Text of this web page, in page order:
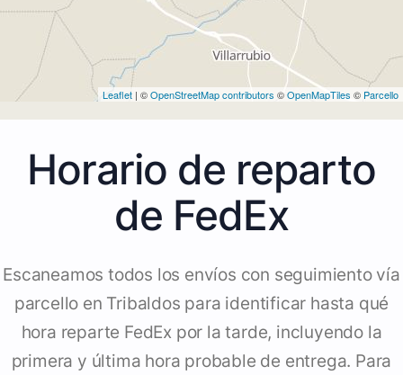
Leaflet | ©OpenStreetMap contributors ©OpenMapTiles © Parcello
Horario de reparto
de FedEx
Escaneamos todos los envíos con seguimiento vía
parcello en Tribaldos para identificar hasta qué
hora reparte FedEx por la tarde, incluyendo la
primera y última hora probable de entrega. Para